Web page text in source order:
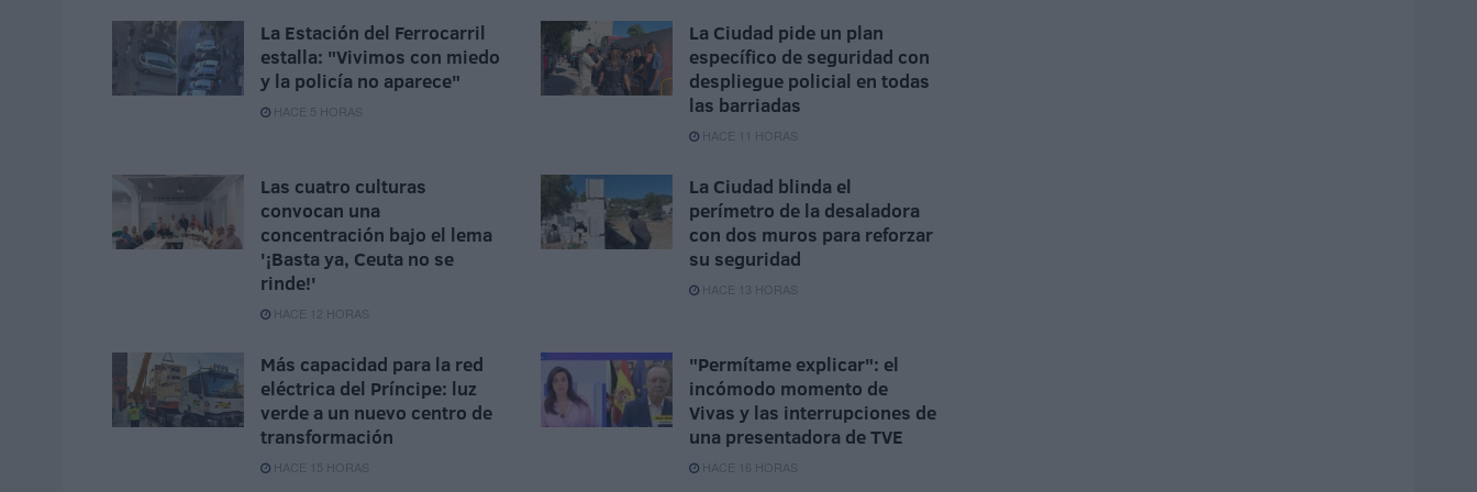
La Estación del Ferrocarril
estalla: "Vivimos con miedo
y la policía no aparece"
HACE 5 HORAS
La Ciudad pide un plan
específico de seguridad con
despliegue policial en todas
las barriadas
HACE 11 HORAS
Las cuatro culturas
convocan una
concentración bajo el lema
'¡Basta ya, Ceuta no se
rinde!'
HACE 12 HORAS
La Ciudad blinda el
perímetro de la desaladora
con dos muros para reforzar
su seguridad
HACE 13 HORAS
Más capacidad para la red
eléctrica del Príncipe: luz
verde a un nuevo centro de
transformación
HACE 15 HORAS
"Permítame explicar": el
incómodo momento de
Vivas y las interrupciones de
una presentadora de TVE
HACE 16 HORAS